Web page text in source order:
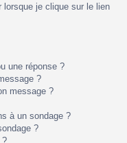
lorsque je clique sur le lien
une réponse ?
?
message ?
à un sondage ?
?
?